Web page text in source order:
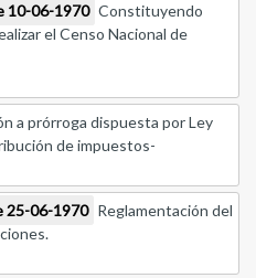
10-06-1970 Constituyendo
el Censo Nacional de
a prórroga dispuesta por Ley
de impuestos-
25-06-1970 Reglamentación del